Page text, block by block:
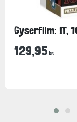
Gyserfilm: IT,
129,95 kr.